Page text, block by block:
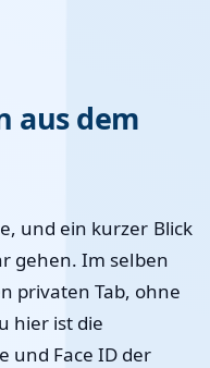
aus dem
und ein kurzer Blick
gehen. Im selben
privaten Tab, ohne
hier ist die
und Face ID der